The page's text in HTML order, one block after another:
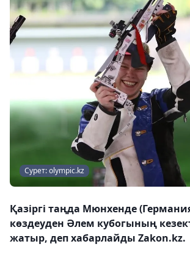
Сурет: olympic.kz
Қазіргі таңда Мюнхенде
көздеуден Әлем кубогының
жатыр, деп хабарлайды Zakon.kz.